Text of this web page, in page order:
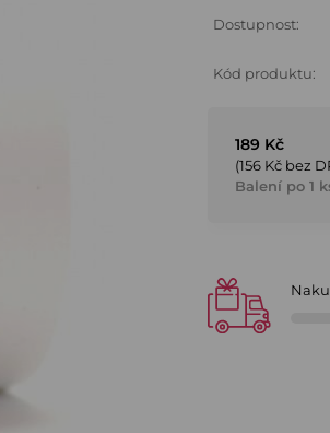
Dostupnost:
Kód produktu:
189 Kč
(156 Kč bez
Balení po 1